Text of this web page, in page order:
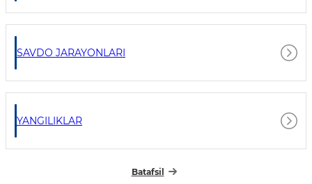
SAVDO JARAYONLARI
YANGILIKLAR
Batafsil